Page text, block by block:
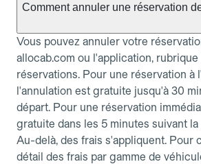
Comment annuler une réservation
Vous pouvez annuler votre
allocab.com ou l'application, rubrique
réservations. Pour une réservation à
l'annulation est gratuite jusqu'à 30
départ. Pour une réservation
gratuite dans les 5 minutes suivant
Au-delà, des frais s'appliquent. Pour
détail des frais par gamme de